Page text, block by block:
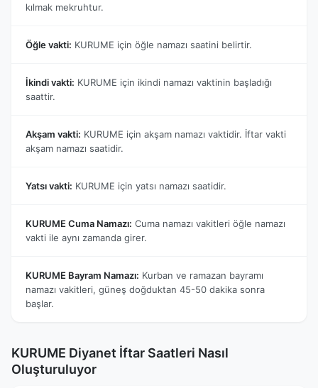
kılmak mekruhtur.
Öğle vakti: KURUME için öğle namazı saatini belirtir.
İkindi vakti: KURUME için ikindi namazı vaktinin başladığı
saattir.
Akşam vakti: KURUME için akşam namazı vaktidir. İftar vakti
akşam namazı saatidir.
Yatsı vakti: KURUME için yatsı namazı saatidir.
KURUME Cuma Namazı: Cuma namazı vakitleri öğle namazı
vakti ile aynı zamanda girer.
KURUME Bayram Namazı: Kurban ve ramazan bayramı
namazı vakitleri, güneş doğduktan 45-50 dakika sonra
başlar.
KURUME Diyanet İftar Saatleri Nasıl
Oluşturuluyor